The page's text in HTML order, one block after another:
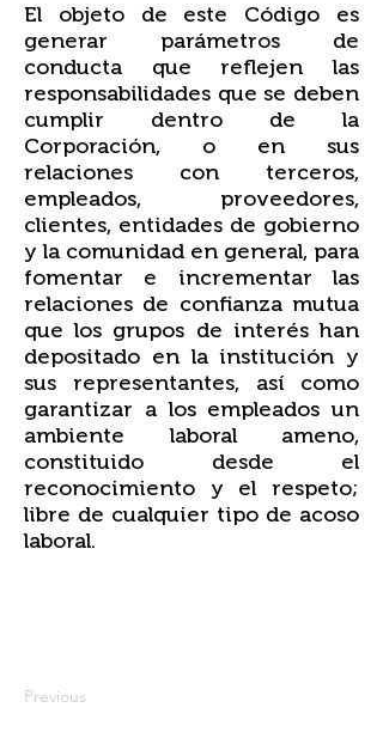
El objeto de este Código es
generar parámetros de
conducta que reflejen las
responsabilidades que se deben
cumplir dentro de la
Corporación, o en sus
relaciones con terceros,
empleados, proveedores,
clientes, entidades de gobierno
y la comunidad en general, para
fomentar e incrementar las
relaciones de confianza mutua
que los grupos de interés han
depositado en la institución y
sus representantes, así como
garantizar a los empleados un
ambiente laboral ameno,
constituido desde el
reconocimiento y el respeto;
libre de cualquier tipo de acoso
laboral.
Previous